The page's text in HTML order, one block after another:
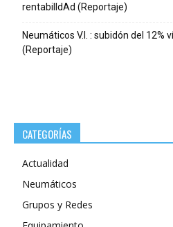
rentabilIdAd (Reportaje)
Neumáticos V.I. : subidón del 12%
(Reportaje)
CATEGORÍAS
Actualidad
Neumáticos
Grupos y Redes